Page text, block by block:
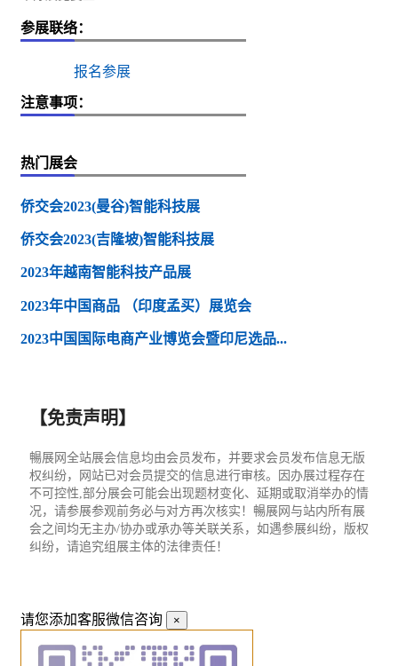
参展联络：
报名参展
注意事项：
热门展会
侨交会2023(曼谷)智能科技展
侨交会2023(吉隆坡)智能科技展
2023年越南智能科技产品展
2023年中国商品 （印度孟买）展览会
2023中国国际电商产业博览会暨印尼选品...
【免责声明】
暢展网全站展会信息均由会员发布，并要求会员发布信息无版
权纠纷，网站已对会员提交的信息进行审核。因办展过程存在
不可控性,部分展会可能会出现题材变化、延期或取消举办的情
况，请参展参观前务必与对方再次核实！暢展网与站内所有展
会之间均无主办/协办或承办等关联关系，如遇参展纠纷，版权
纠纷，请追究组展主体的法律责任！
请您添加客服微信咨询 ×